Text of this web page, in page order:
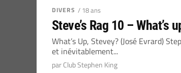
DIVERS / 18 ans
Steve’s Rag 10 – What’s
What’s Up, Stevey? (José Evrard)
et inévitablement...
par Club Stephen King